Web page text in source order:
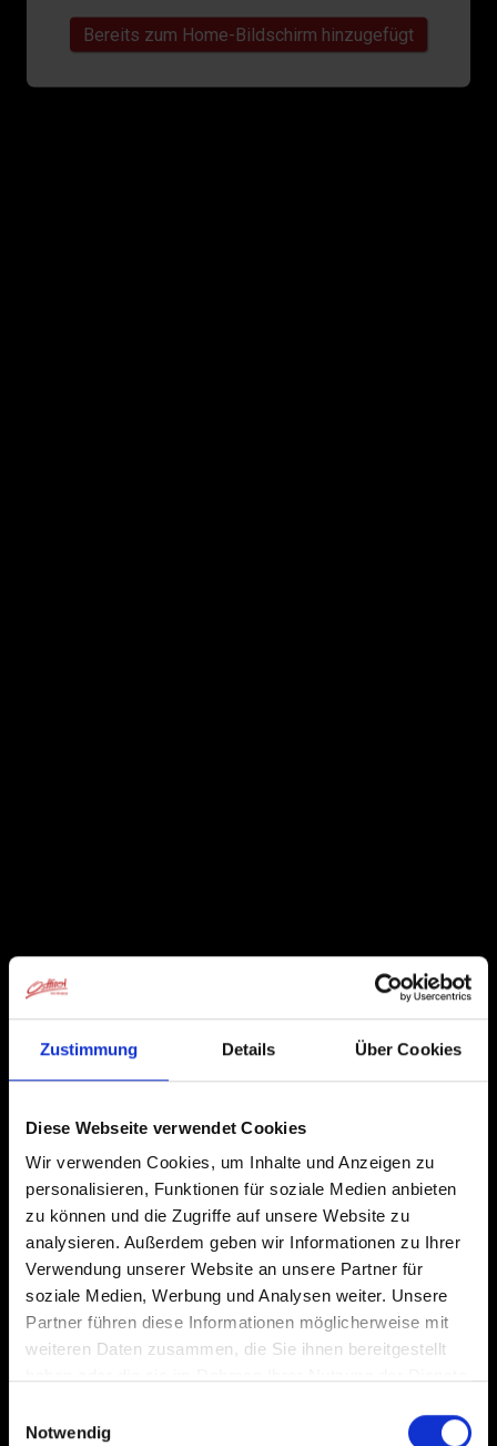
Zustimmung Details Über Cookies
Diese Webseite verwendet Cookies
Wir verwenden Cookies, um Inhalte und Anzeigen zu
personalisieren, Funktionen für soziale Medien anbieten
zu können und die Zugriffe auf unsere Website zu
analysieren. Außerdem geben wir Informationen zu Ihrer
Verwendung unserer Website an unsere Partner für
soziale Medien, Werbung und Analysen weiter. Unsere
Partner führen diese Informationen möglicherweise mit
weiteren Daten zusammen, die Sie ihnen bereitgestellt
Notwendig
Bereits zum Home-Bildschirm hinzugefügt